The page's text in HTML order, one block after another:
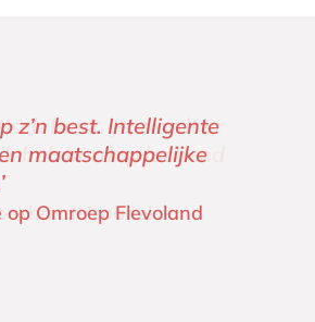
z’n best. Intelligente
maatschappelijke
op Omroep Flevoland